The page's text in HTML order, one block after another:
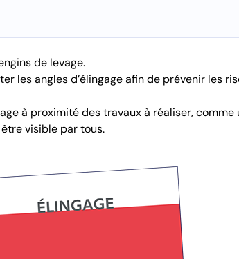
de levage.
les angles d’élingage afin de prévenir les
à proximité des travaux à réaliser, comme
visible par tous.